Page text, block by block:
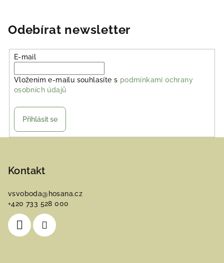
Odebírat newsletter
E-mail
Vložením e-mailu souhlasíte s podmínkami ochrany
osobních údajů
Přihlásit se
Kontakt
vsvoboda@ hosana.cz
+420 733 528 000